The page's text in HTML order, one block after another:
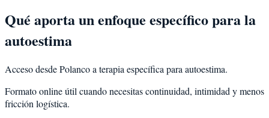
Qué aporta un enfoque específico para la
autoestima
Acceso desde Polanco a terapia específica para autoestima.
Formato online útil cuando necesitas continuidad, intimidad y menos
fricción logística.